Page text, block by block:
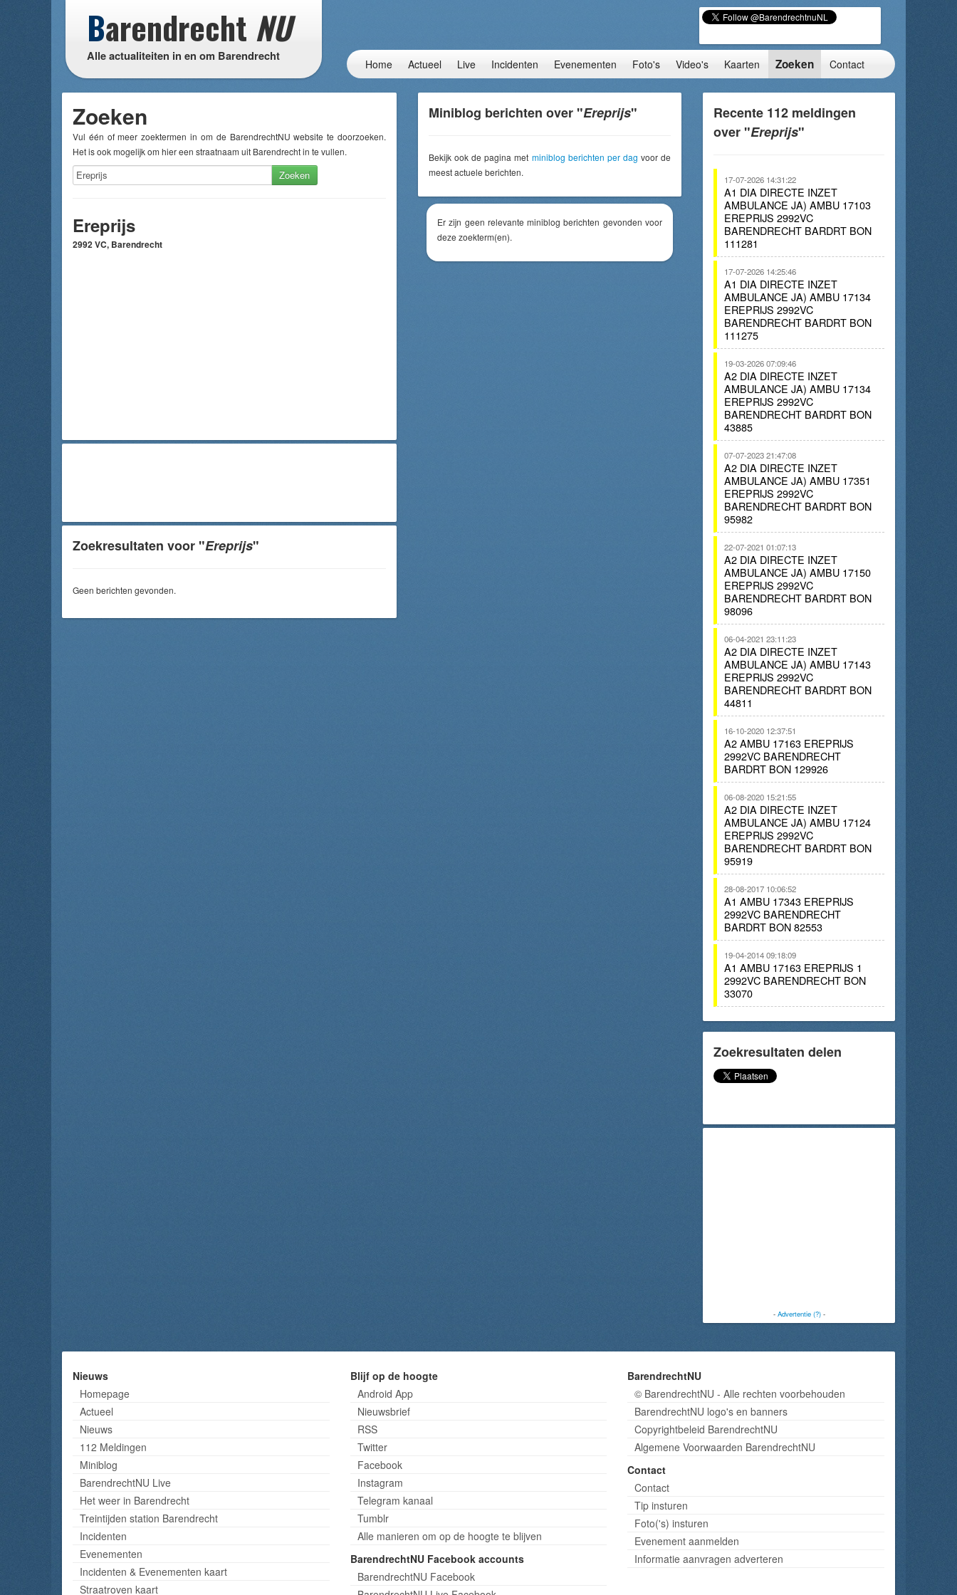
Barendrecht NU
Alle actualiteiten in en om Barendrecht
Home Actueel Live Incidenten Evenementen Foto's Video's Kaarten Zoeken Contact
Zoeken
Vul één of meer zoektermen in om de BarendrechtNU website te doorzoeken.
Het is ook mogelijk om hier een straatnaam uit Barendrecht in te vullen.
Zoeken
Ereprijs
2992 VC, Barendrecht
Zoekresultaten voor "Ereprijs"
Geen berichten gevonden.
Miniblog berichten over "Ereprijs"
Bekijk ook de pagina met miniblog berichten per dag voor de
meest actuele berichten.
Er zijn geen relevante miniblog berichten gevonden voor
deze zoekterm(en).
Recente 112 meldingen
over "Ereprijs"
17-07-2026 14:31:22
A1 DIA DIRECTE INZET
AMBULANCE JA) AMBU 17103
EREPRIJS 2992VC
BARENDRECHT BARDRT BON
111281
17-07-2026 14:25:46
A1 DIA DIRECTE INZET
AMBULANCE JA) AMBU 17134
EREPRIJS 2992VC
BARENDRECHT BARDRT BON
111275
19-03-2026 07:09:46
A2 DIA DIRECTE INZET
AMBULANCE JA) AMBU 17134
EREPRIJS 2992VC
BARENDRECHT BARDRT BON
43885
07-07-2023 21:47:08
A2 DIA DIRECTE INZET
AMBULANCE JA) AMBU 17351
EREPRIJS 2992VC
BARENDRECHT BARDRT BON
95982
22-07-2021 01:07:13
A2 DIA DIRECTE INZET
AMBULANCE JA) AMBU 17150
EREPRIJS 2992VC
BARENDRECHT BARDRT BON
98096
06-04-2021 23:11:23
A2 DIA DIRECTE INZET
AMBULANCE JA) AMBU 17143
EREPRIJS 2992VC
BARENDRECHT BARDRT BON
44811
16-10-2020 12:37:51
A2 AMBU 17163 EREPRIJS
2992VC BARENDRECHT
BARDRT BON 129926
06-08-2020 15:21:55
A2 DIA DIRECTE INZET
AMBULANCE JA) AMBU 17124
EREPRIJS 2992VC
BARENDRECHT BARDRT BON
95919
28-08-2017 10:06:52
A1 AMBU 17343 EREPRIJS
2992VC BARENDRECHT
BARDRT BON 82553
19-04-2014 09:18:09
A1 AMBU 17163 EREPRIJS 1
2992VC BARENDRECHT BON
33070
Zoekresultaten delen
- Advertentie (?)-
Nieuws
Homepage
Actueel
Nieuws
112 Meldingen
Miniblog
BarendrechtNU Live
Het weer in Barendrecht
Treintijden station Barendrecht
Incidenten
Evenementen
Incidenten & Evenementen kaart
Straatroven kaart
Blijf op de hoogte
Android App
Nieuwsbrief
RSS
Twitter
Facebook
Instagram
Telegram kanaal
Tumblr
Alle manieren om op de hoogte te blijven
BarendrechtNU Facebook accounts
BarendrechtNU Facebook
BarendrechtNU
© BarendrechtNU - Alle rechten voorbehouden
BarendrechtNU logo's en banners
Copyrightbeleid BarendrechtNU
Algemene Voorwaarden BarendrechtNU
Contact
Contact
Tip insturen
Foto('s) insturen
Evenement aanmelden
Informatie aanvragen adverteren